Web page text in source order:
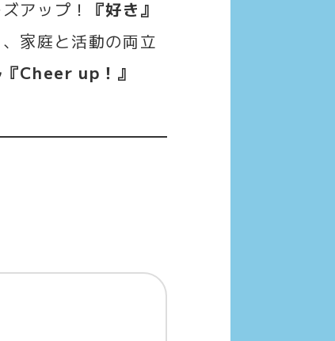
アップ！
『好き』
家庭と活動の両立
Cheer up！』